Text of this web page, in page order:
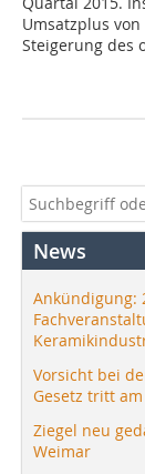
Umsatzplus
Steigerung des
News
Ankündigung:
Vorsicht bei
Gesetz tritt
Ziegel neu
Weimar